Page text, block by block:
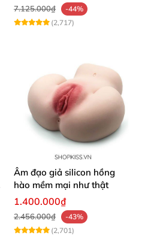
7.125.000₫
-44%
(2,717)
Âm đạo giả silicon hồng
hào mềm mại như thật
1.400.000₫
2.456.000₫
-43%
(2,701)